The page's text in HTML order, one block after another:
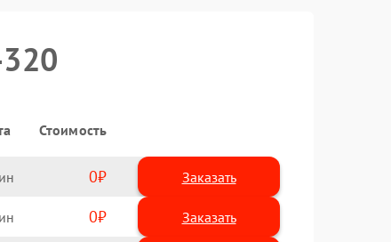
Стоимость
0 Заказать
0 Заказать